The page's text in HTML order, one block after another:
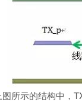
所示的结构中，